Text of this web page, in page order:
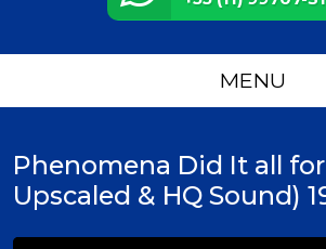
MENU
Phenomena Did It all
Upscaled & HQ Sound)